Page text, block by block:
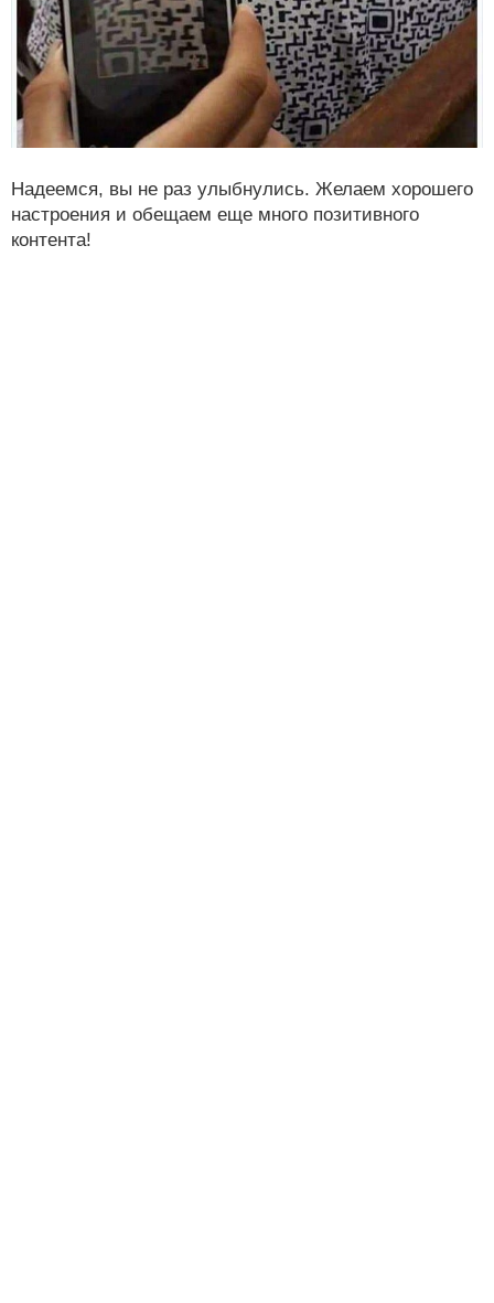
Надеемся, вы не раз улыбнулись. Желаем хорошего
настроения и обещаем еще много позитивного
контента!